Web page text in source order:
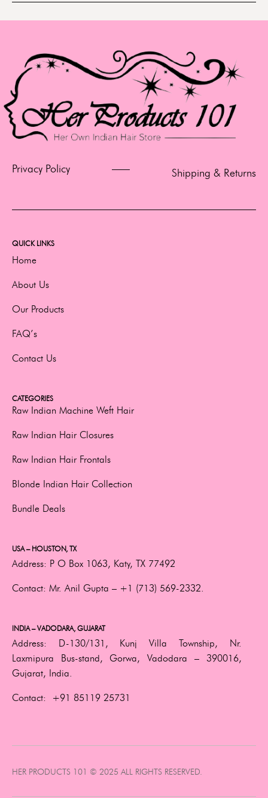
Privacy Policy Shipping & Returns
QUICK LINKS
Home
About Us
Our Products
FAQ’s
Contact Us
CATEGORIES
Raw Indian Machine Weft Hair
Raw Indian Hair Closures
Raw Indian Hair Frontals
Blonde Indian Hair Collection
Bundle Deals
USA – HOUSTON, TX
Address: P O Box 1063, Katy, TX 77492
Contact: Mr. Anil Gupta – +1 (713) 569-2332.
INDIA – VADODARA, GUJARAT
Address:
D-130/131, Kunj Villa Township, Nr.
Laxmipura Bus-stand, Gorwa, Vadodara – 390016,
Gujarat, India.
Contact: +91 85119 25731
HER PRODUCTS 101 © 2025 ALL RIGHTS RESERVED.